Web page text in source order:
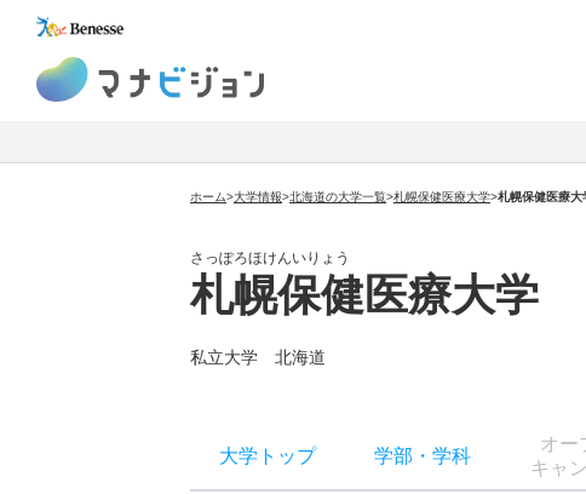
ホーム>大学情報>北海道の大学一覧>札幌保健医療大学>札幌保健医療大
さっぽろほけんいりょう
札幌保健医療大学
私立大学 北海道
大学トップ 学部 ・ 学科
オー
キャン